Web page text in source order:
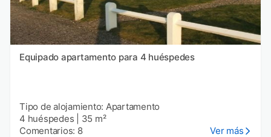
Equipado apartamento para 4 huéspedes
Tipo de alojamiento: Apartamento
4 huéspedes
35 m²
Comentarios: 8
Ver más